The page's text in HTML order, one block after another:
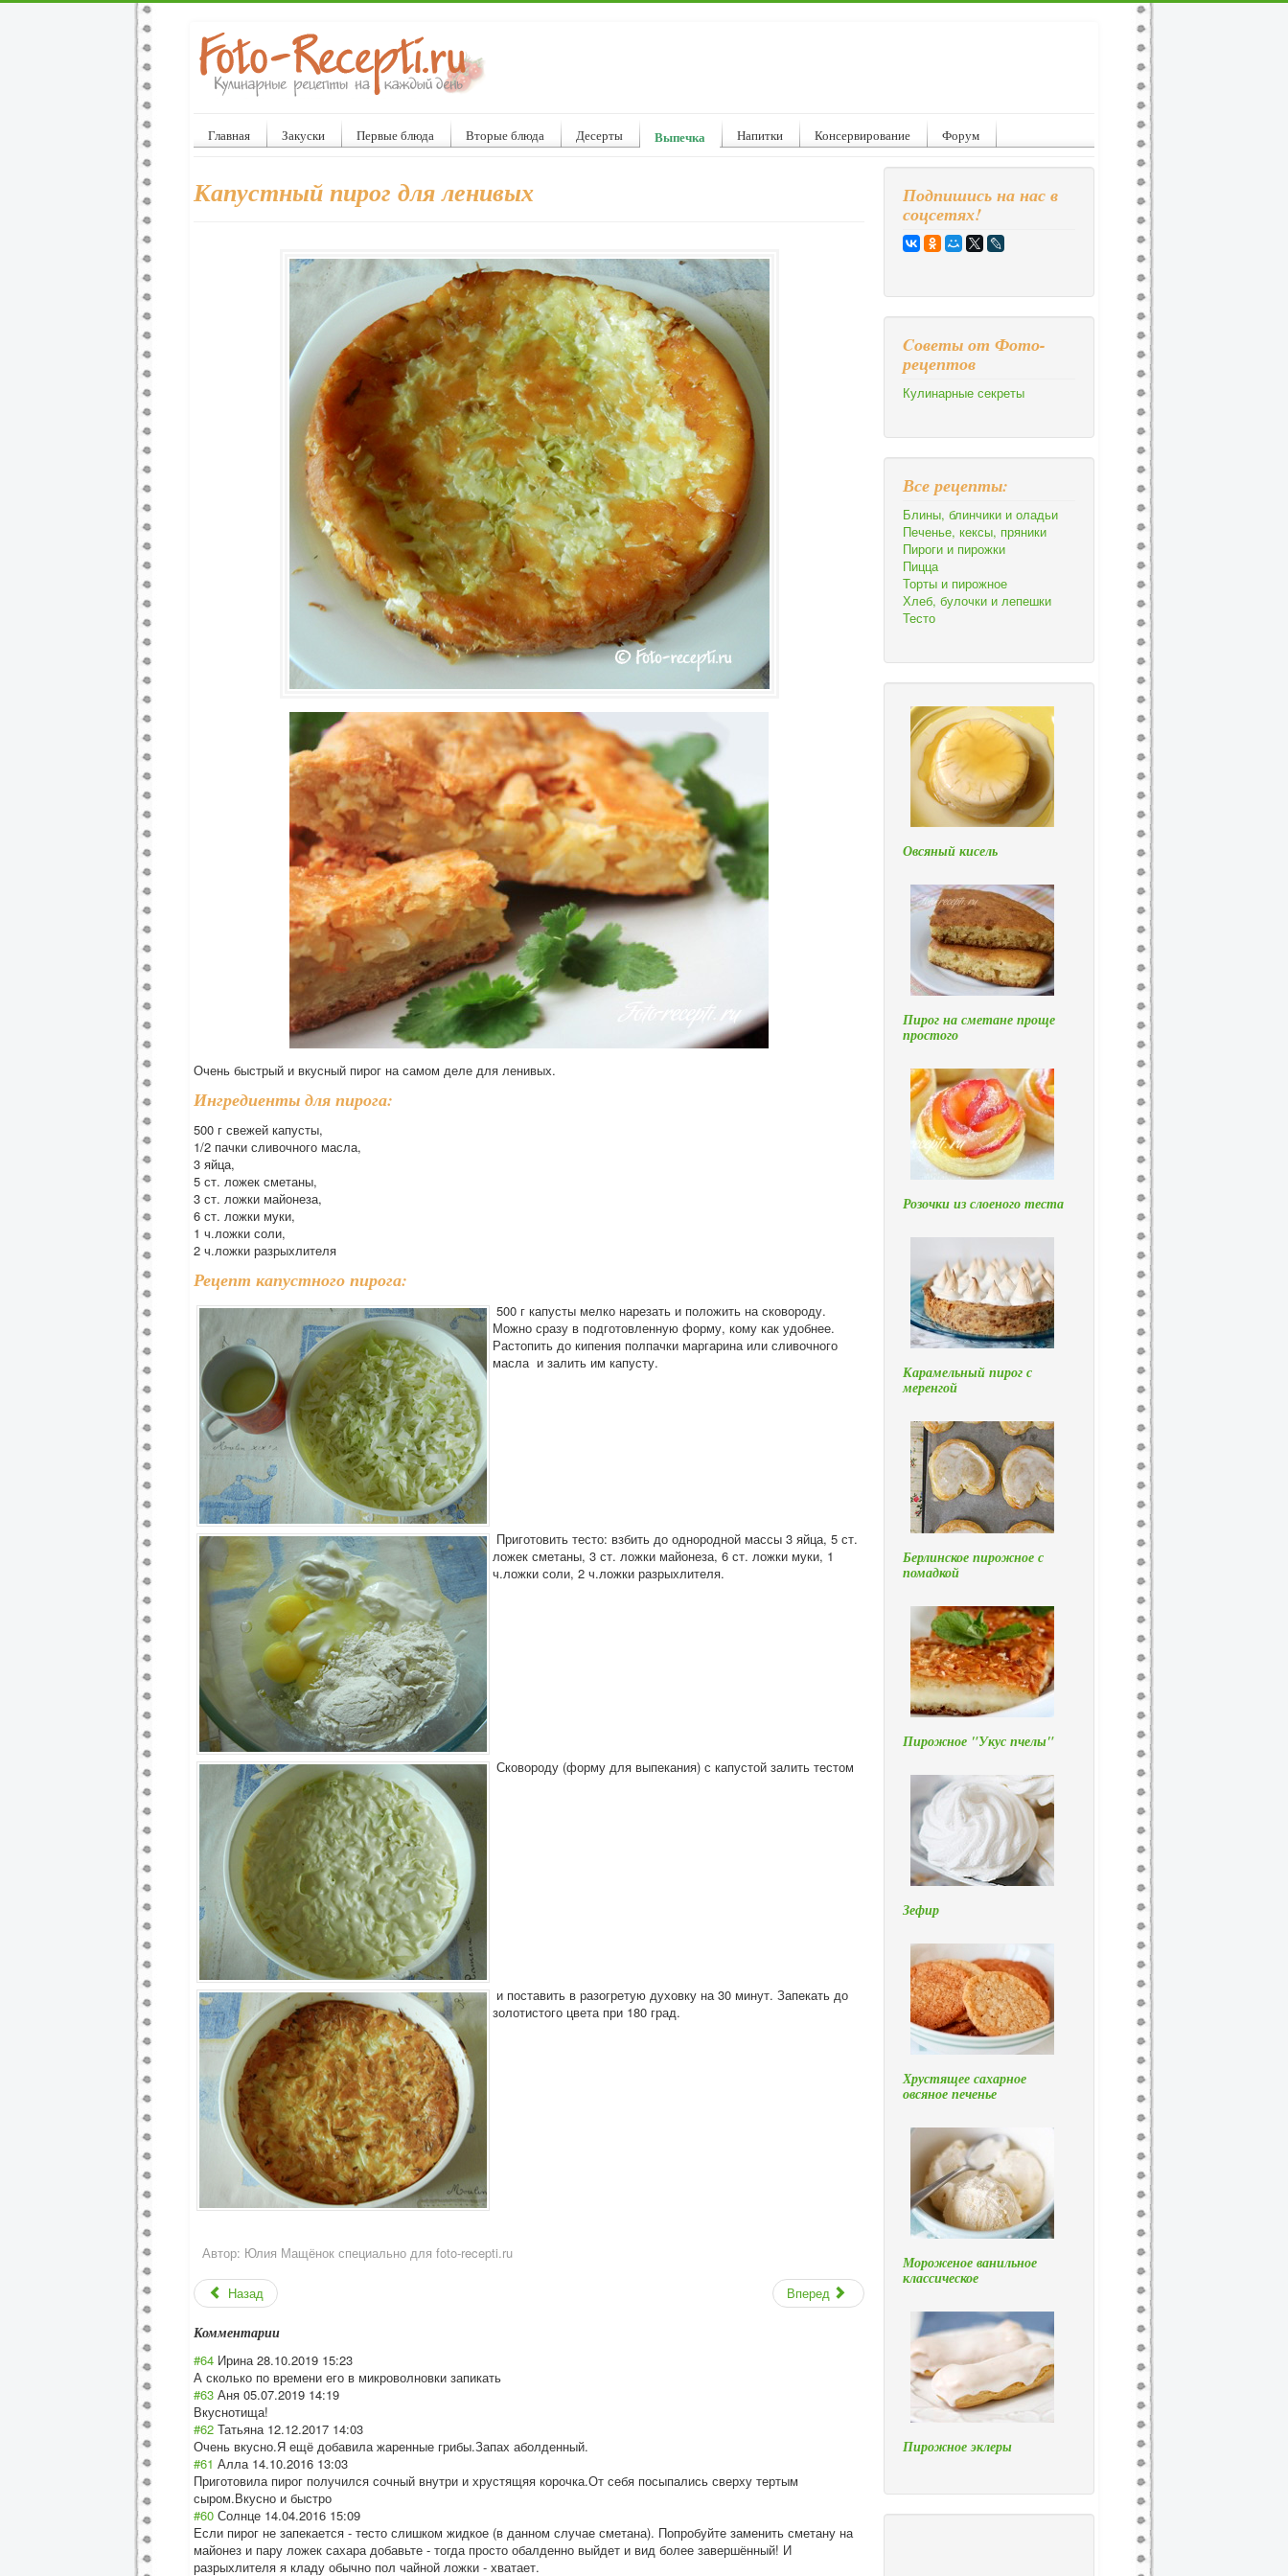
Главная Закуски Первые блюда Вторые блюда Десерты Выпечка Напитки Консервирование Форум
Капустный пирог для ленивых
Очень быстрый и вкусный пирог на самом деле для ленивых.
Ингредиенты для пирога:
500 г свежей капусты,
1/2 пачки сливочного масла,
3 яйца,
5 ст. ложек сметаны,
3 ст. ложки майонеза,
6 ст. ложки муки,
1 ч.ложки соли,
2 ч.ложки разрыхлителя
Рецепт капустного пирога:
500 г капусты мелко нарезать и положить на сковороду.
Можно сразу в подготовленную форму, кому как удобнее.
Растопить до кипения полпачки маргарина или сливочного
масла и залить им капусту.
Приготовить тесто: взбить до однородной массы 3 яйца, 5 ст.
ложек сметаны, 3 ст. ложки майонеза, 6 ст. ложки муки, 1
ч.ложки соли, 2 ч.ложки разрыхлителя.
Сковороду (форму для выпекания) с капустой залить тестом
и поставить в разогретую духовку на 30 минут. Запекать до
золотистого цвета при 180 град.
Автор: Юлия Мащёнок специально для foto-recepti.ru
Назад Вперед
Комментарии
#64 Ирина 28.10.2019 15:23
А сколько по времени его в микроволновки запикать
#63 Аня 05.07.2019 14:19
Вкуснотища!
#62 Татьяна 12.12.2017 14:03
Очень вкусно.Я ещё добавила жаренные грибы.Запах аболденный.
#61 Алла 14.10.2016 13:03
Приготовила пирог получился сочный внутри и хрустящяя корочка.От себя посыпались сверху тертым
сыром.Вкусно и быстро
#60 Солнце 14.04.2016 15:09
Если пирог не запекается - тесто слишком жидкое (в данном случае сметана). Попробуйте заменить сметану на
майонез и пару ложек сахара добавьте - тогда просто обалденно выйдет и вид более завершённый! И
разрыхлителя я кладу обычно пол чайной ложки - хватает.
Подпишись на нас в
соцсетях!
Cоветы от Фото-
рецептов
Кулинарные секреты
Все рецепты:
Блины, блинчики и оладьи
Печенье, кексы, пряники
Пироги и пирожки
Пицца
Торты и пирожное
Хлеб, булочки и лепешки
Тесто
Овсяный кисель
Пирог на сметане проще
простого
Розочки из слоеного теста
Карамельный пирог с
меренгой
Берлинское пирожное с
помадкой
Пирожное "Укус пчелы"
Зефир
Хрустящее сахарное
овсяное печенье
Мороженое ванильное
классическое
Пирожное эклеры